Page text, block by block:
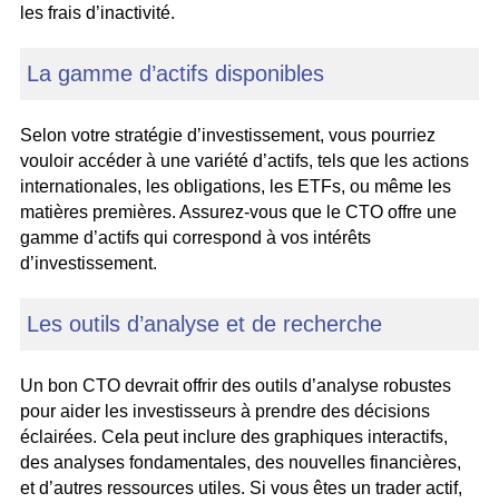
les frais d’inactivité.
La gamme d’actifs disponibles
Selon votre stratégie d’investissement, vous pourriez
vouloir accéder à une variété d’actifs, tels que les actions
internationales, les obligations, les ETFs, ou même les
matières premières. Assurez-vous que le CTO offre une
gamme d’actifs qui correspond à vos intérêts
d’investissement.
Les outils d’analyse et de recherche
Un bon CTO devrait offrir des outils d’analyse robustes
pour aider les investisseurs à prendre des décisions
éclairées. Cela peut inclure des graphiques interactifs,
des analyses fondamentales, des nouvelles financières,
et d’autres ressources utiles. Si vous êtes un trader actif,